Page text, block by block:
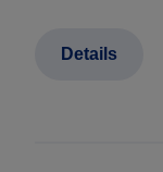
Details